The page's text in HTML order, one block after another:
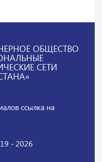
ОБЩЕСТВО
СЕТИ
ссылка на
- 2026